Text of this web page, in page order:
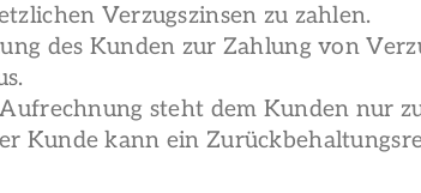
Verzugszinsen zu zahlen.
des Kunden zur Zahlung von
steht dem Kunden nur
Kunde kann ein